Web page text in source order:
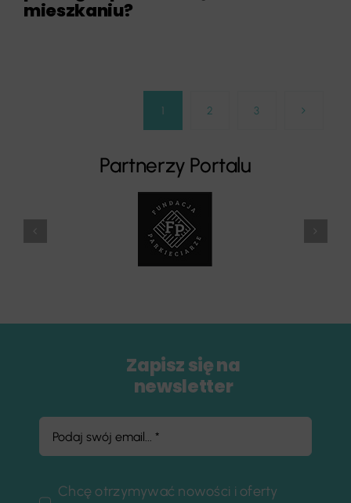
mieszkaniu?
1 2 3
Partnerzy Portalu
Zapisz się na
newsletter
Chcę otrzymywać nowości i oferty